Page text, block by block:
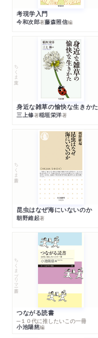
考現学入門
今和次郎著藤森照信編
ちくま文庫
身近な雑草の愉快な生きかた
三上修著稲垣栄洋著
ちくま新書
昆虫はなぜ海にいないのか
朝野維起著
ちくまプリマー新書
つながる読書
─１０代に推したいこの一冊
小池陽慈編